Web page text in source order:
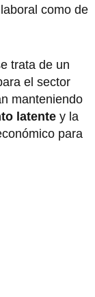
como de
trata de un
el sector
manteniendo
latente y la
para